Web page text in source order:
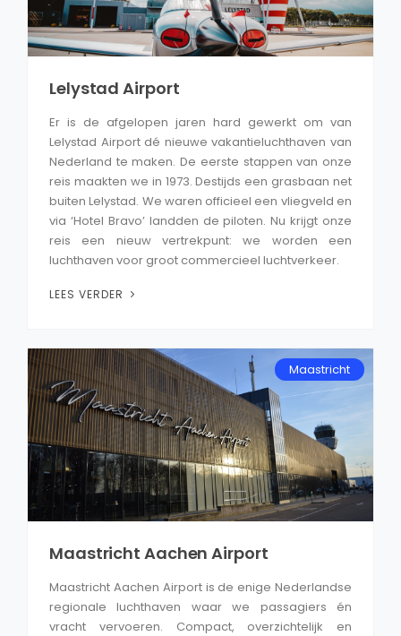
Lelystad Airport
Er is de afgelopen jaren hard gewerkt om van
Lelystad Airport dé nieuwe vakantieluchthaven van
Nederland te maken. De eerste stappen van onze
reis maakten we in 1973. Destijds een grasbaan net
buiten Lelystad. We waren officieel een vliegveld en
via ‘Hotel Bravo’ landden de piloten. Nu krijgt onze
reis een nieuw vertrekpunt: we worden een
luchthaven voor groot commercieel luchtverkeer.
LEES VERDER
Maastricht
Maastricht Aachen Airport
Maastricht Aachen Airport is de enige Nederlandse
regionale luchthaven waar we passagiers én
vracht vervoeren. Compact, overzichtelijk en